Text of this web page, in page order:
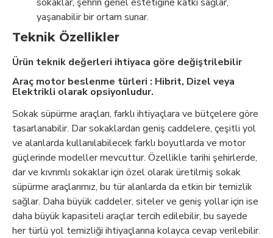
yaşanabilir bir ortam sunar.
Teknik Özellikler
Ürün teknik değerleri ihtiyaca göre değiştrilebilir
Araç motor beslenme türleri : Hibrit, Dizel veya
Elektrikli olarak opsiyonludur.
Sokak süpürme araçları, farklı ihtiyaçlara ve bütçelere göre
tasarlanabilir. Dar sokaklardan geniş caddelere, çeşitli yol
ve alanlarda kullanılabilecek farklı boyutlarda ve motor
güçlerinde modeller mevcuttur. Özellikle tarihi şehirlerde,
dar ve kıvrımlı sokaklar için özel olarak üretilmiş sokak
süpürme araçlarımız, bu tür alanlarda da etkin bir temizlik
sağlar. Daha büyük caddeler, siteler ve geniş yollar için ise
daha büyük kapasiteli araçlar tercih edilebilir, bu sayede
her türlü yol temizliği ihtiyaçlarına kolayca cevap verilebilir.